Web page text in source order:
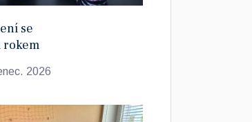
se
rokem
2026